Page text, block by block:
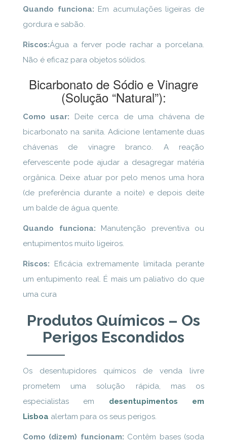
Quando funciona: Em acumulações ligeiras de
gordura e sabão.
Riscos:Água a ferver pode rachar a porcelana.
Não é eficaz para objetos sólidos.
Bicarbonato de Sódio e Vinagre
(Solução “Natural”):
Como usar: Deite cerca de uma chávena de
bicarbonato na sanita. Adicione lentamente duas
chávenas de vinagre branco. A reação
efervescente pode ajudar a desagregar matéria
orgânica. Deixe atuar por pelo menos uma hora
(de preferência durante a noite) e depois deite
um balde de água quente.
Quando funciona: Manutenção preventiva ou
entupimentos muito ligeiros.
Riscos: Eficácia extremamente limitada perante
um entupimento real. É mais um paliativo do que
uma cura
Produtos Químicos – Os
Perigos Escondidos
Os desentupidores químicos de venda livre
prometem uma solução rápida, mas os
especialistas em desentupimentos em
Lisboa alertam para os seus perigos.
Como (dizem) funcionam: Contêm bases (soda